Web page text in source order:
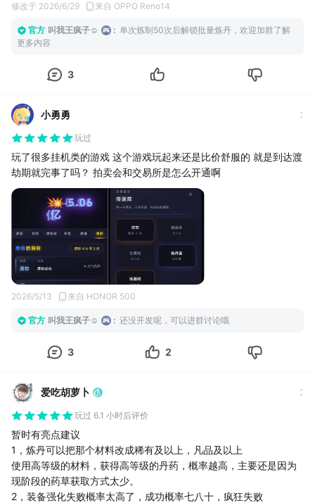
修改于 2026/6/29 来自 OPPO Reno14
官方 叫我王疯子☺ : 单次炼制50次后解锁批量炼丹，欢迎加群了解
更多内容
3
小勇勇
玩过
玩了很多挂机类的游戏 这个游戏玩起来还是比价舒服的 就是到达渡
劫期就完事了吗？ 拍卖会和交易所是怎么开通啊
2026/5/13 来自 HONOR 500
官方 叫我王疯子☺ : 还没开发呢，可以进群讨论哦
3 2
爱吃胡萝卜
玩过 6.1 小时后评价
暂时有亮点建议
1，炼丹可以把那个材料改成稀有及以上，凡品及以上
使用高等级的材料，获得高等级的丹药，概率越高，主要还是因为
现阶段的药草获取方式太少。
2，装备强化失败概率太高了，成功概率七八十，疯狂失败